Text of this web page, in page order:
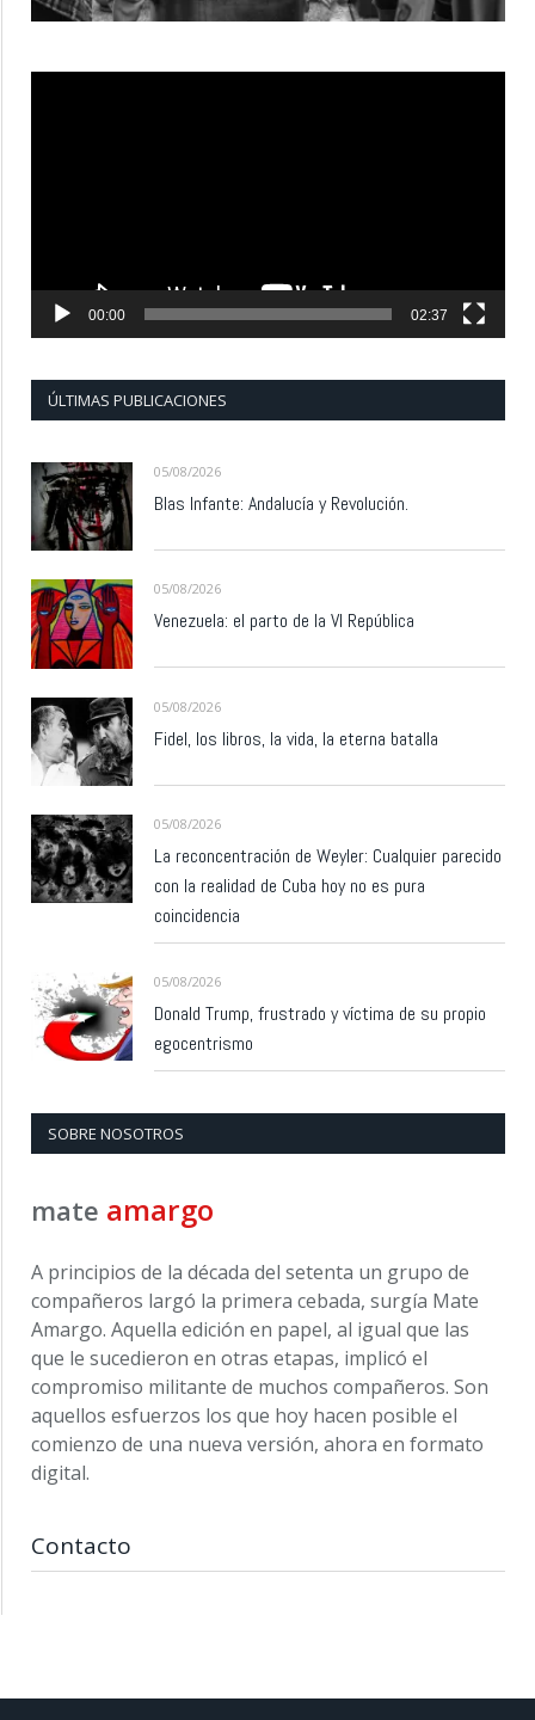
00:00 02:37
ÚLTIMAS PUBLICACIONES
05/08/2026
Blas Infante: Andalucía y Revolución.
05/08/2026
Venezuela: el parto de la VI República
05/08/2026
Fidel, los libros, la vida, la eterna batalla
05/08/2026
La reconcentración de Weyler: Cualquier parecido
con la realidad de Cuba hoy no es pura
coincidencia
05/08/2026
Donald Trump, frustrado y víctima de su propio
egocentrismo
SOBRE NOSOTROS
mate amargo
A principios de la década del setenta un grupo de
compañeros largó la primera cebada, surgía Mate
Amargo. Aquella edición en papel, al igual que las
que le sucedieron en otras etapas, implicó el
compromiso militante de muchos compañeros. Son
aquellos esfuerzos los que hoy hacen posible el
comienzo de una nueva versión, ahora en formato
digital.
Contacto